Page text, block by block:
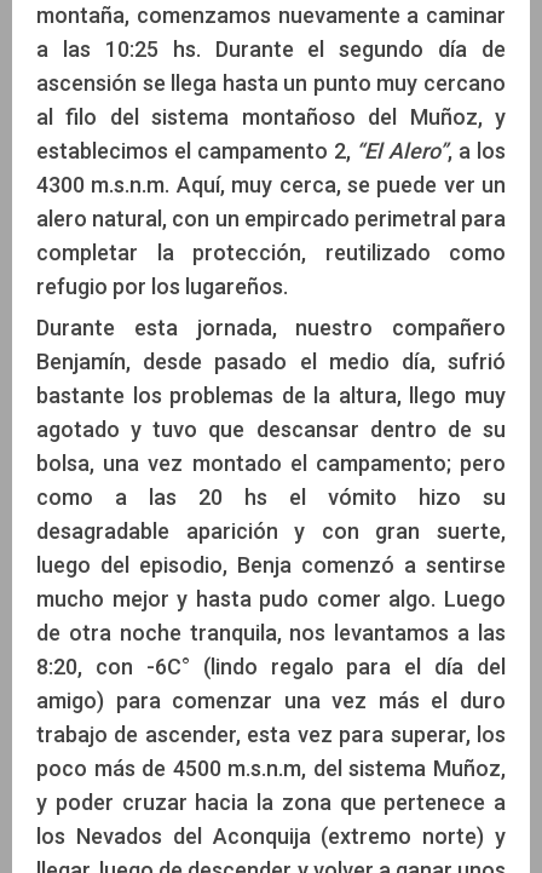
montaña, comenzamos nuevamente a caminar
a las 10:25 hs. Durante el segundo día de
ascensión se llega hasta un punto muy cercano
al filo del sistema montañoso del Muñoz, y
establecimos el campamento 2,“El Alero”, a los
4300 m.s.n.m. Aquí, muy cerca, se puede ver un
alero natural, con un empircado perimetral para
completar la protección, reutilizado como
refugio por los lugareños.
Durante esta jornada, nuestro compañero
Benjamín, desde pasado el medio día, sufrió
bastante los problemas de la altura, llego muy
agotado y tuvo que descansar dentro de su
bolsa, una vez montado el campamento; pero
como a las 20 hs el vómito hizo su
desagradable aparición y con gran suerte,
luego del episodio, Benja comenzó a sentirse
mucho mejor y hasta pudo comer algo. Luego
de otra noche tranquila, nos levantamos a las
8:20, con -6C° (lindo regalo para el día del
amigo) para comenzar una vez más el duro
trabajo de ascender, esta vez para superar, los
poco más de 4500 m.s.n.m, del sistema Muñoz,
y poder cruzar hacia la zona que pertenece a
los Nevados del Aconquija (extremo norte) y